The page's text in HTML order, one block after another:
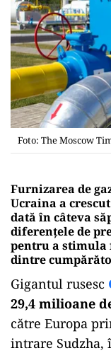
Foto: The Moscow
Furnizarea de
Ucraina a
dată în câteva
diferențele de
pentru a
dintre
Gigantul rusesc
29,4 milioane
către Europa
intrare Sudzha,